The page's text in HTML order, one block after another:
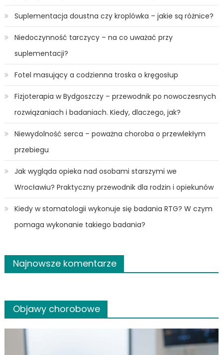
Suplementacja doustna czy kroplówka – jakie są różnice?
Niedoczynność tarczycy – na co uważać przy
suplementacji?
Fotel masujący a codzienna troska o kręgosłup
Fizjoterapia w Bydgoszczy – przewodnik po nowoczesnych
rozwiązaniach i badaniach. Kiedy, dlaczego, jak?
Niewydolność serca – poważna choroba o przewlekłym
przebiegu
Jak wygląda opieka nad osobami starszymi we
Wrocławiu? Praktyczny przewodnik dla rodzin i opiekunów
Kiedy w stomatologii wykonuje się badania RTG? W czym
pomaga wykonanie takiego badania?
Najnowsze komentarze
Objawy chorobowe